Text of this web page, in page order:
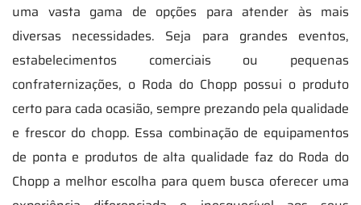
uma vasta gama de opções para atender às mais
diversas necessidades. Seja para grandes eventos,
estabelecimentos comerciais ou pequenas
confraternizações, o Roda do Chopp possui o produto
certo para cada ocasião, sempre prezando pela qualidade
e frescor do chopp. Essa combinação de equipamentos
de ponta e produtos de alta qualidade faz do Roda do
Chopp a melhor escolha para quem busca oferecer uma